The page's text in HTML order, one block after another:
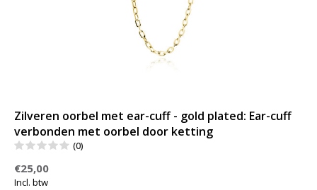
Zilveren oorbel met ear-cuff - gold plated: Ear-cuff
verbonden met oorbel door ketting
(0)
€25,00
Incl. btw